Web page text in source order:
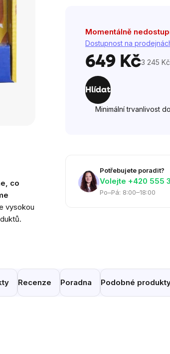
co
vysokou
Momentálně
Dostupnost na
649 KčMěrná
3 245
Hlídat
Minimální trvanlivost
Potřebujete poradit?
Volejte ‭+420 555
Po–Pá: 8:00–18:00
Recenze Poradna Podobné